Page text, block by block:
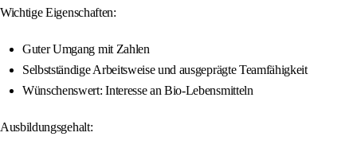
Wichtige Eigenschaften:
Guter Umgang mit Zahlen
Selbstständige Arbeitsweise und ausgeprägte Teamfähigkeit
Wünschenswert: Interesse an Bio-Lebensmitteln
Ausbildungsgehalt: